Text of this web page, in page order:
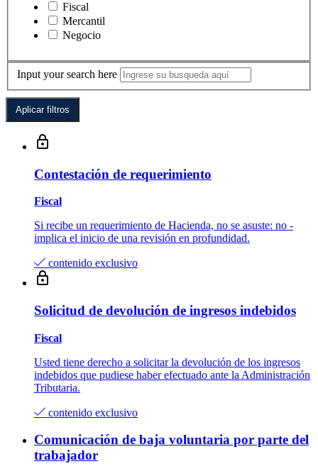
Fiscal
Mercantil
Negocio
Input your search here
Contestación de requerimiento
Fiscal
Si recibe un requerimiento de Hacienda, no se asuste: no­ ­
implica el inicio de una revisión en profundidad.
contenido exclusivo
Solicitud de devolución de ingresos indebidos
Fiscal
Usted tiene derecho a solicitar la devolución de los ingresos
indebidos que pudiese haber efectuado ante la Administración
Tributaria.
contenido exclusivo
Comunicación de baja voluntaria por parte del
trabajador